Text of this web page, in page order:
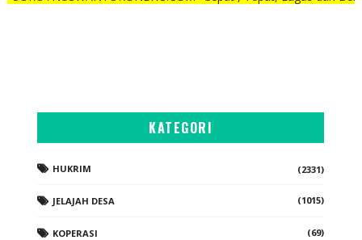
KATEGORI
HUKRIM (2331)
JELAJAH DESA (1015)
KOPERASI (69)